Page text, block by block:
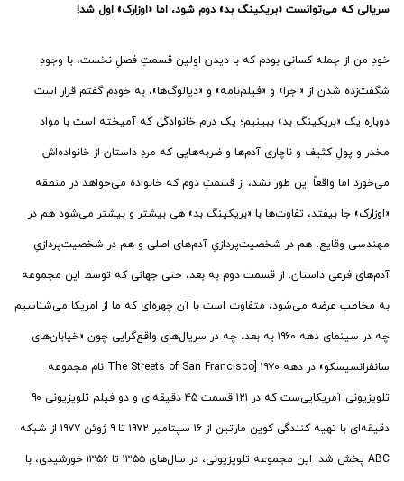
سریالی که می‌توانست «بریکینگ ‌بد» دوم شود، اما «اوزارک» اول شد!
خودِ من از جمله کسانی بودم که با دیدن اولین قسمتِ فصلِ نخست، با وجودِ
شگفت‌زده شدن از «اجرا» و «فیلم‌نامه» و «دیالوگ‌ها»، به خودم گفتم قرار است
دوباره یک «بریکینگ بد» ببینیم؛ یک درام خانوادگی که آمیخته است با مواد
مخدر و پولِ کثیف و ناچاری آدم‌ها و ضربه‌هایی که مردِ داستان از خانواده‌اش
می‌خورد اما واقعاً این طور نشد، از قسمتِ دوم که خانواده می‌خواهد در منطقه
«اوزارک» جا بیفتد، تفاوت‌ها با «بریکینگ بد» هی بیشتر و بیشتر می‌شود هم در
مهندسی وقایع، هم در شخصیت‌پردازیِ آدم‌های اصلی و هم در شخصیت‌پردازیِ
آدم‌های فرعیِ داستان. از قسمت دوم به بعد، حتی جهانی که توسط این مجموعه
به مخاطب عرضه می‌شود، متفاوت است با آن چهره‌ای که ما از امریکا می‌شناسیم
چه در سینمای دهه ۱۹۶۰ به بعد، چه در سریال‌های واقع‌گرایی چون «خیابان‌های
سانفرانسیسکو» در دهه ۱۹۷۰ [The Streets of San Francisco نام مجموعه
تلویزیونی آمریکایی‌ست که در ۱۲۱ قسمت ۴۵ دقیقه‌ای و دو فیلم تلویزیونی ۹۰
دقیقه‌ای با تهیه کنندگی کوین مارتین از ۱۶ سپتامبر ۱۹۷۲ تا ۹ ژوئن ۱۹۷۷ از شبکه
ABC پخش شد. این مجموعه تلویزیونی، در سال‌های ۱۳۵۵ تا ۱۳۵۶ خورشیدی، با